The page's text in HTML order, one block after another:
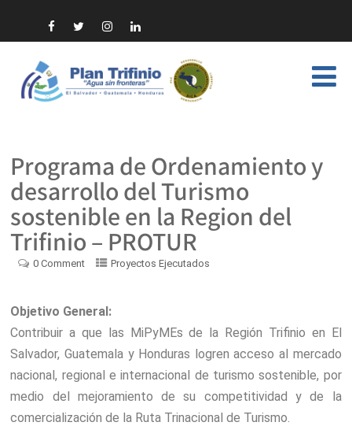
Programa de Ordenamiento y
desarrollo del Turismo
sostenible en la Region del
Trifinio – PROTUR
0 Comment Proyectos Ejecutados
Objetivo General:
Contribuir a que las MiPyMEs de la Región Trifinio en El
Salvador, Guatemala y Honduras logren acceso al mercado
nacional, regional e internacional de turismo sostenible, por
medio del mejoramiento de su competitividad y de la
comercialización de la Ruta Trinacional de Turismo.